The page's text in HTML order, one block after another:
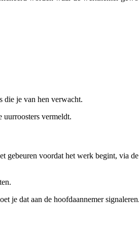
die je van hen verwacht.
uurroosters vermeldt.
gebeuren voordat het werk begint, via de
je dat aan de hoofdaannemer signaleren.